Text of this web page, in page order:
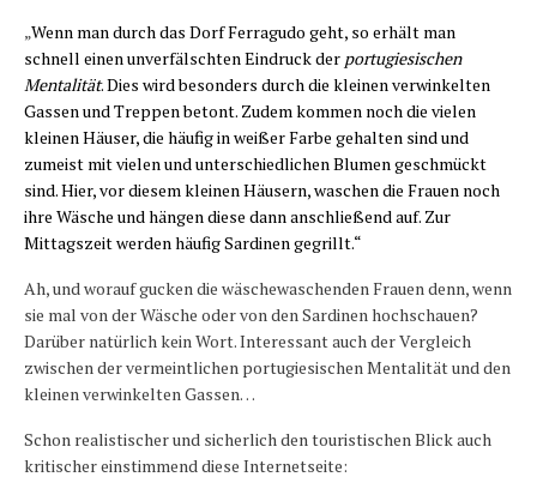
„Wenn man durch das Dorf Ferragudo geht, so erhält man
schnell einen unverfälschten Eindruck der portugiesischen
Mentalität. Dies wird besonders durch die kleinen verwinkelten
Gassen und Treppen betont. Zudem kommen noch die vielen
kleinen Häuser, die häufig in weißer Farbe gehalten sind und
zumeist mit vielen und unterschiedlichen Blumen geschmückt
sind. Hier, vor diesem kleinen Häusern, waschen die Frauen noch
ihre Wäsche und hängen diese dann anschließend auf. Zur
Mittagszeit werden häufig Sardinen gegrillt.“
Ah, und worauf gucken die wäschewaschenden Frauen denn, wenn
sie mal von der Wäsche oder von den Sardinen hochschauen?
Darüber natürlich kein Wort. Interessant auch der Vergleich
zwischen der vermeintlichen portugiesischen Mentalität und den
kleinen verwinkelten Gassen…
Schon realistischer und sicherlich den touristischen Blick auch
kritischer einstimmend diese Internetseite: